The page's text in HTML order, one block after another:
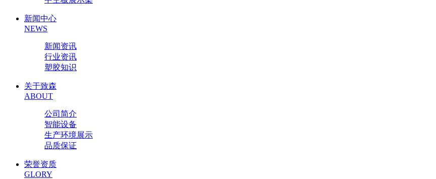
新闻中心
NEWS
新闻资讯
行业资讯
塑胶知识
关于致森
ABOUT
公司简介
智能设备
生产环境展示
品质保证
荣誉资质
GLORY